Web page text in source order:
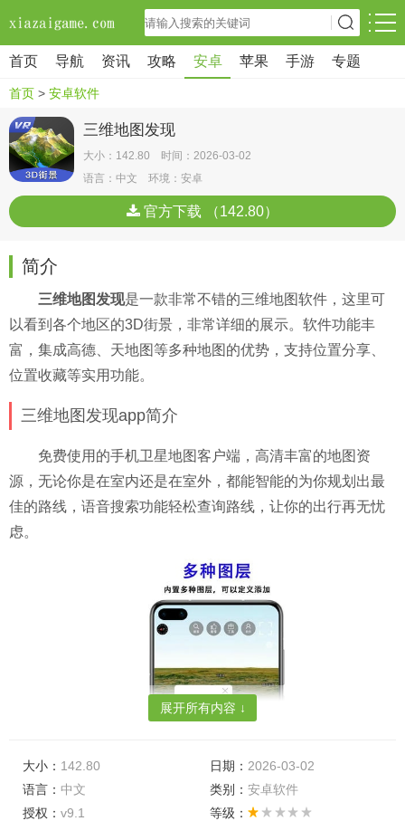
首页 导航 资讯 攻略 安卓 苹果 手游 专题
首页 > 安卓软件
三维地图发现
大小：142.80 时间：2026-03-02
语言：中文 环境：安卓
官方下载 （142.80）
简介
三维地图发现是一款非常不错的三维地图软件，这里可
以看到各个地区的3D街景，非常详细的展示。软件功能丰
富，集成高德、天地图等多种地图的优势，支持位置分享、
位置收藏等实用功能。
三维地图发现app简介
免费使用的手机卫星地图客户端，高清丰富的地图资
源，无论你是在室内还是在室外，都能智能的为你规划出最
佳的路线，语音搜索功能轻松查询路线，让你的出行再无忧
虑。
展开所有内容 ↓
大小： 142.80 日期： 2026-03-02
语言： 中文 类别： 安卓软件
授权： v9.1
等级：